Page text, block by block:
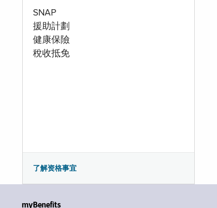
SNAP
援助計劃
健康保險
稅收抵免
了解资格事宜
myBenefits